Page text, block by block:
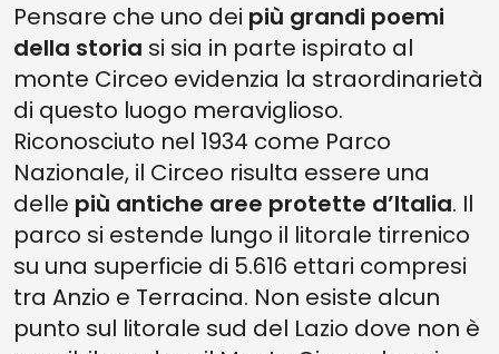
Pensare che uno dei più grandi poemi
della storia si sia in parte ispirato al
monte Circeo evidenzia la straordinarietà
di questo luogo meraviglioso.
Riconosciuto nel 1934 come Parco
Nazionale, il Circeo risulta essere una
delle più antiche aree protette d’Italia. Il
parco si estende lungo il litorale tirrenico
su una superficie di 5.616 ettari compresi
tra Anzio e Terracina. Non esiste alcun
punto sul litorale sud del Lazio dove non è